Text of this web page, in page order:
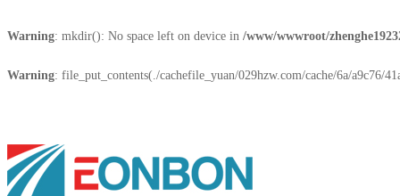
Warning: mkdir(): No space left on device in /www/wwwroot/
Warning: file_put_contents(./cachefile_yuan/029hzw.com/cache/6a/